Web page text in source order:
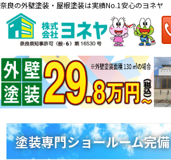
奈良の外壁塗装・屋根塗装は実績No.1安心のヨネヤ
料金一覧 会社案内
塗装専門ショールーム完備